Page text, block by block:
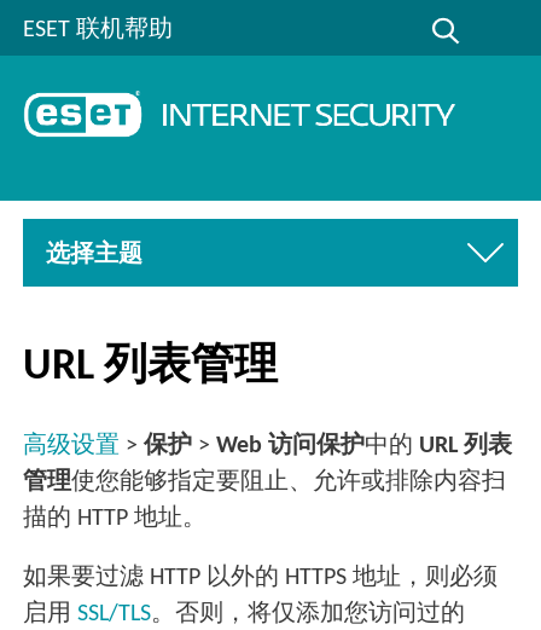
ESET 联机帮助
选择主题
URL 列表管理
高级设置 >保护 >Web 访问保护中的 URL 列表
管理使您能够指定要阻止、允许或排除内容扫
描的 HTTP 地址。
如果要过滤 HTTP 以外的 HTTPS 地址，则必须
启用SSL/TLS。否则，将仅添加您访问过的